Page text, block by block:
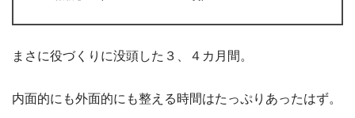
まさに役づくりに没頭した３、４カ月間。
内面的にも外面的にも整える時間はたっぷりあったはず。